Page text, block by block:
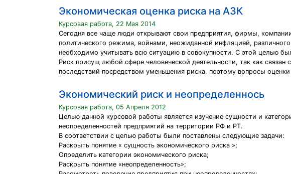
Экономическая оценка риска на АЗК
Курсовая работа, 22 Мая 2014
Сегодня все чаще люди открывают свои предприятия, фирмы,
политического режима, войнами, неожиданной инфляцией,
необходимо учитывать всю ситуацию в совокупности. С этой целью
Риск присущ любой сфере человеческой деятельности, так как
последствий посредством уменьшения риска, поэтому вопросы
Экономический риск и неопределеннось
Курсовая работа, 05 Апреля 2012
Целью данной курсовой работы является изучение сущности и
неопределенностей предприятий на территории РФ и РТ.
В соответствии с целью работы были поставлены следующие задачи:
Раскрыть понятие « сущность экономического риска »;
Определить категории экономического риска;
Раскрыть понятие «неопределенность»;